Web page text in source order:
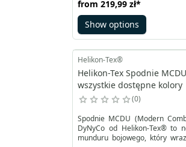
produktów. Anatomiczny,
również ergonomiczne
pojemne kieszenie cargo,
biodrowe czy tylne z patką.
from 219,99 zł*
Show options
Helikon-Tex®
Helikon-Tex Spodnie
wszystkie dostępne kolory
0
Spodnie MCDU (Modern
DyNyCo od Helikon-Tex® to
munduru bojowego, który